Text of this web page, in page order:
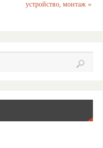
устройство, монтаж»